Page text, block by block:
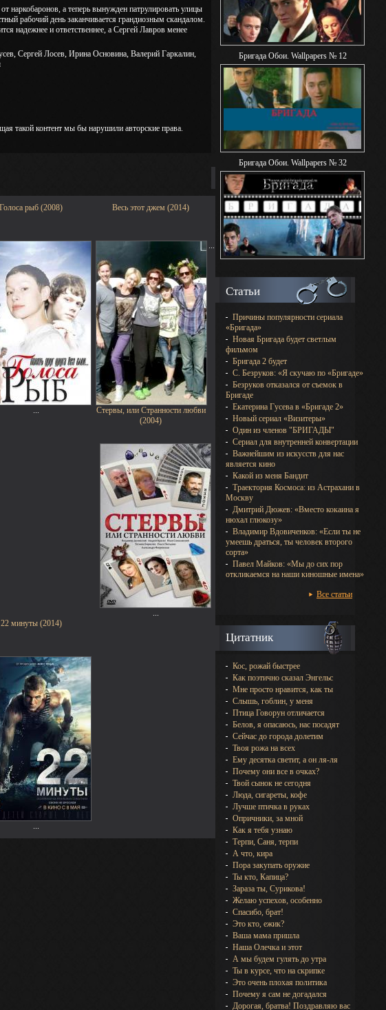
наркобаронов, а теперь вынужден патрулировать улицы
рабочий день заканчивается грандиозным скандалом.
надежнее и ответственнее, а Сергей Лавров менее
Сергей Лосев, Ирина Основина, Валерий Гаркалин,
такой контент мы бы нарушили авторские права.
Голоса рыб (2008)
...
Весь этот джем (2014)
...
Стервы, или Странности любви
(2004)
...
22 минуты (2014)
...
Бригада Обои. Wallpapers № 12
Бригада Обои. Wallpapers № 32
Статьи
Причины популярности сериала
«Бригада»
Новая Бригада будет светлым
фильмом
Бригада 2 будет
С. Безруков: «Я скучаю по «Бригаде»
Безруков отказался от съемок в
Бригаде
Екатерина Гусева в «Бригаде 2»
Новый сериал «Визитеры»
Один из членов "БРИГАДЫ"
Сериал для внутренней конвертации
Важнейшим из искусств для нас
является кино
Какой из меня Бандит
Траектория Космоса: из Астрахани в
Москву
Дмитрий Дюжев: «Вместо кокаина я
нюхал глюкозу»
Владимир Вдовиченков: «Если ты не
умеешь драться, ты человек второго
сорта»
Павел Майков: «Мы до сих пор
откликаемся на наши киношные имена»
Все статьи
Цитатник
Кос, рожай быстрее
Как поэтично сказал Энгельс
Мне просто нравится, как ты
Слышь, гоблин, у меня
Птица Говорун отличается
Белов, я опасаюсь, нас посадят
Сейчас до города долетим
Твоя рожа на всех
Ему десятка светит, а он ля-ля
Почему они все в очках?
Твой сынок не сегодня
Люда, сигареты, кофе
Лучше птичка в руках
Опричники, за мной
Как я тебя узнаю
Терпи, Саня, терпи
А что, кира
Пора закупать оружие
Ты кто, Капица?
Зараза ты, Сурикова!
Желаю успехов, особенно
Спасибо, брат!
Это кто, ежик?
Ваша мама пришла
Наша Олечка и этот
А мы будем гулять до утра
Ты в курсе, что на скрипке
Это очень плохая политика
Почему я сам не догадался
Дорогая, братва! Поздравляю вас